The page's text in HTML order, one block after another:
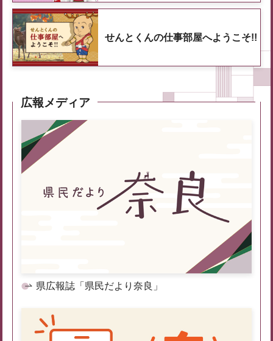
せんとくんの仕事部屋へようこそ!!
広報メディア
県広報誌「県民だより奈良」